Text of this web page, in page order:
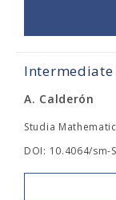
A. Calderón
Studia
DOI: 10.4064/sm-